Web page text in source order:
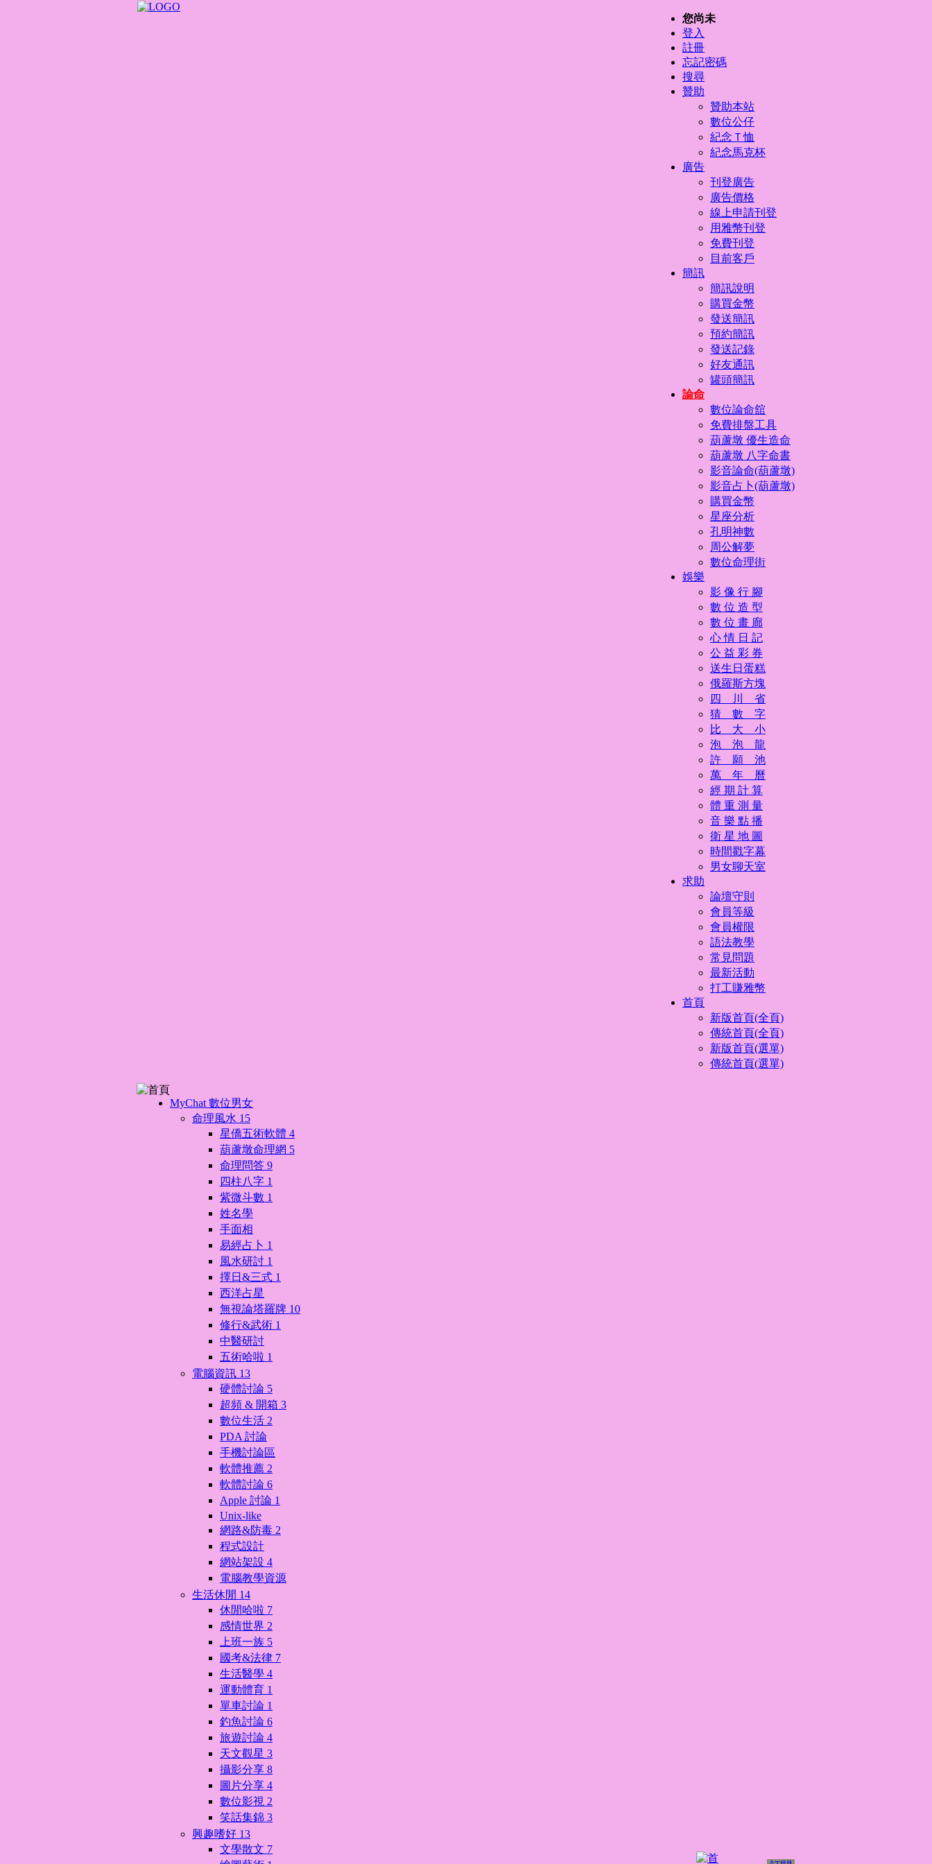
您尚未
登入
註冊
忘記密碼
搜尋
贊助
贊助本站
數位公仔
紀念Ｔ恤
紀念馬克杯
廣告
刊登廣告
廣告價格
線上申請刊登
用雅幣刊登
免費刊登
目前客戶
簡訊
簡訊說明
購買金幣
發送簡訊
預約簡訊
發送記錄
好友通訊
罐頭簡訊
論命
數位論命舘
免費排盤工具
葫蘆墩 優生造命
葫蘆墩 八字命書
影音論命(葫蘆墩)
影音占卜(葫蘆墩)
購買金幣
星座分析
孔明神數
周公解夢
數位命理街
娛樂
影 像 行 腳
數 位 造 型
數 位 畫 廊
心 情 日 記
公 益 彩 券
送生日蛋糕
俄羅斯方塊
四 川 省
猜 數 字
比 大 小
泡 泡 龍
許 願 池
萬 年 曆
經 期 計 算
體 重 測 量
音 樂 點 播
衛 星 地 圖
時間戳字幕
男女聊天室
求助
論壇守則
會員等級
會員權限
語法教學
常見問題
最新活動
打工賺雅幣
首頁
新版首頁(全頁)
傳統首頁(全頁)
新版首頁(選單)
傳統首頁(選單)
MyChat 數位男女
命理風水 15
星僑五術軟體 4
葫蘆墩命理網 5
命理問答 9
四柱八字 1
紫微斗數 1
姓名學
手面相
易經占卜 1
風水研討 1
擇日&三式 1
西洋占星
無視論塔羅牌 10
修行&武術 1
中醫研討
五術哈啦 1
電腦資訊 13
硬體討論 5
超頻 & 開箱 3
數位生活 2
PDA 討論
手機討論區
軟體推薦 2
軟體討論 6
Apple 討論 1
Unix-like
網路&防毒 2
程式設計
網站架設 4
電腦教學資源
生活休閒 14
休閒哈啦 7
感情世界 2
上班一族 5
國考&法律 7
生活醫學 4
運動體育 1
單車討論 1
釣魚討論 6
旅遊討論 4
天文觀星 3
攝影分享 8
圖片分享 4
數位影視 2
笑話集錦 3
興趣嗜好 13
文學散文 7